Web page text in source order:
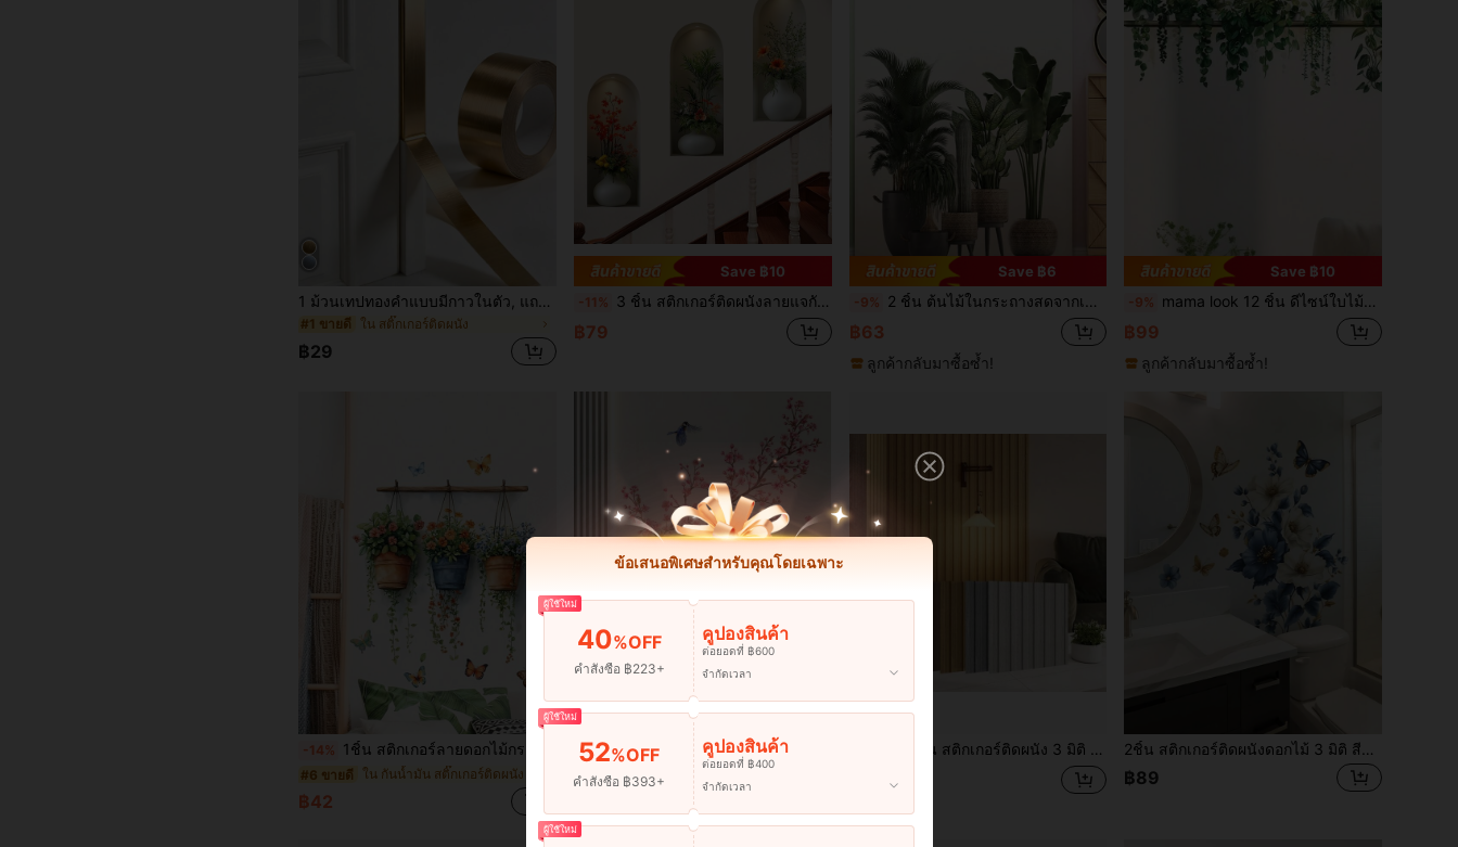
1 ม้วนเทปทองคำแบบมีกาวในตัว, แถบสีทองเมทัลลิก, ถอดออกได้, กันน้ำ, ของตกแต่ง DIY สำหรับห้องน้ำ, ห้องครัว, ผนัง, เพดาน, พื้น, ขอบกระเบื้องตู้, ของตกแต่งผนัง, ของตกแต่งห้อง, สติกเกอร์ติดผนัง, ของตกแต่งบ้าน
#1 ขายดี ใน สติ๊กเกอร์ติดผนัง
฿29
Save ฿10
-11% 3 ชิ้น สติกเกอร์ติดผนังลายแจกันดอกไม้โค้ง 3 มิติ, สติ๊กเกอร์ PVC กันน้ำมีกาวในตัวแบบถอดได้, เหมาะสำหรับฉากหลังโซฟา, สำนักงาน, ทางเดิน, ทางเข้า และของตกแต่งศิลปะในร่ม
฿79
Save ฿6
-9% 2 ชิ้น ต้นไม้ในกระถางสดจากเขตร้อน สติกเกอร์ติดผนัง สำหรับห้องนอน ห้องนั่งเล่น ทางเข้า ตกแต่งผนังบ้าน สติกเกอร์ ตกแต่งผนัง สติกเกอร์วินิล สำหรับตกแต่งบ้าน ของขวัญวันเกิด วันจบการศึกษา ตกแต่งบ้านให้สดชื่น
฿63
ลูกค้ากลับมาซื้อซ้ำ!
Save ฿10
-9% mama look 12 ชิ้น ดีไซน์ใบไม้สีเขียว แบบโบโฮ-ชิค สติกเกอร์ติดผนัง กันน้ำ ติดง่าย สำหรับตกแต่งห้องนั่งเล่น & ห้องนอน, สติกเกอร์, ดีไซน์ติดผนัง, วินิลติดผนังสำหรับตกแต่งบ้าน, ของตกแต่งฤดูใบไม้ผลิ เพื่อความสดชื่นในบ้าน, ของขวัญสติกเกอร์ตกแต่งราม่า วันเกิด ปริญญา
฿99
ลูกค้ากลับมาซื้อซ้ำ!
-14% 1ชิ้น สติกเกอร์ลายดอกไม้กระถาง - ฤดูใบไม้ผลิ, ภาพวาดตกแต่งดอกไม้ 3 ถัง, PVC, กาวในตัว ไม่ต้องใช้กาว, เหมาะสำหรับพื้นผิวกระจก, ห้องนั่งเล่น, ห้องนอน, ของตกแต่งห้องน้ำ, ของตกแต่งบ้าน
#6 ขายดี ใน กันน้ำมัน สติ๊กเกอร์ติดผนัง
฿42
฿69
อัตราการคืนสินค้าต่ำ
10 ชิ้น สติกเกอร์ติดผนัง 3 มิติ ลายไม้ กันน้ำ ทนความร้อน ติดตั้งง่าย แผ่นตกแต่งผนังห้องนั่งเล่น ห้องครัว ห้องน้ำ สติกเกอร์ตกแต่งผนัง
฿228
2ชิ้น สติกเกอร์ติดผนังดอกไม้ 3 มิติ สีน้ำเงินและสีขาวที่สว่างชัด - ดึงและติด, สติกเกอร์ติดผนังกันน้ำตกแต่งบ้านไวนิลผีเสื้อ สำหรับห้องน้ำ ห้องนอน ห้องนั่งเล่น ตกแต่งบ้าน ห้องเครื่องสำอาง สามารถใช้เป็นของขวัญสำเร็จการศึกษาให้เพื่อน วัยรุ่น ตกแต่งห้องผนังส่วนตัว สติกเกอร์ติดผนัง
฿89
ข้อเสนอพิเศษสำหรับคุณโดยเฉพาะ
ผู้ใช้ใหม่
40%OFF
คำสั่งซื้อ ฿223+
คูปองสินค้า
ต่อยอดที่ ฿600
จำกัดเวลา
ผู้ใช้ใหม่
52%OFF
คำสั่งซื้อ ฿393+
คูปองสินค้า
ต่อยอดที่ ฿400
จำกัดเวลา
ผู้ใช้ใหม่